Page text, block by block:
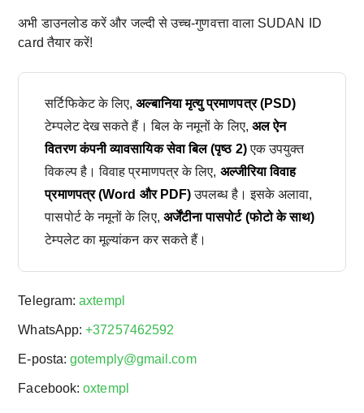
अभी डाउनलोड करें और जल्दी से उच्च-गुणवत्ता वाला SUDAN ID
card तैयार करें!
सर्टिफिकेट के लिए,अल्बानिया मृत्यु प्रमाणपत्र (PSD)
टेम्पलेट देख सकते हैं। बिल के नमूनों के लिए, अल ऐन
वितरण कंपनी व्यावसायिक सेवा बिल (पृष्ठ 2)एक उपयुक्त
विकल्प है। विवाह प्रमाणपत्र के लिए, अल्जीरिया विवाह
प्रमाणपत्र (Word और PDF)उपलब्ध है। इसके अलावा,
पासपोर्ट के नमूनों के लिए, अर्जेंटीना पासपोर्ट (फोटो के साथ)
टेम्पलेट का मूल्यांकन कर सकते हैं।
Telegram:axtempl
WhatsApp:+37257462592
E-posta:gotemply@gmail.com
Facebook:oxtempl